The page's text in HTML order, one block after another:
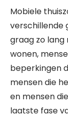
Mobiele
verschillende
graag zo lang
wonen,
beperkingen
mensen die
en mensen
laatste fase